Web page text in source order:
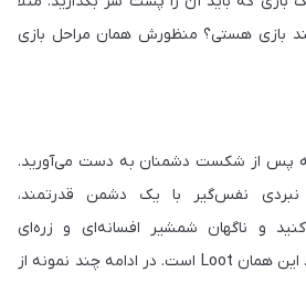
بازی هستی؟ منظورش همان مراحل بازی
که پس از شکست دشمنان به دست می‌آورید.
نفس‌گیر با یک دشمن قدرتمند،
و ناگهان شمشیر افسانه‌ای و زره‌ای
قدرتمند به دست می‌آورید. این همان Loot است. در ادامه چند نمونه از